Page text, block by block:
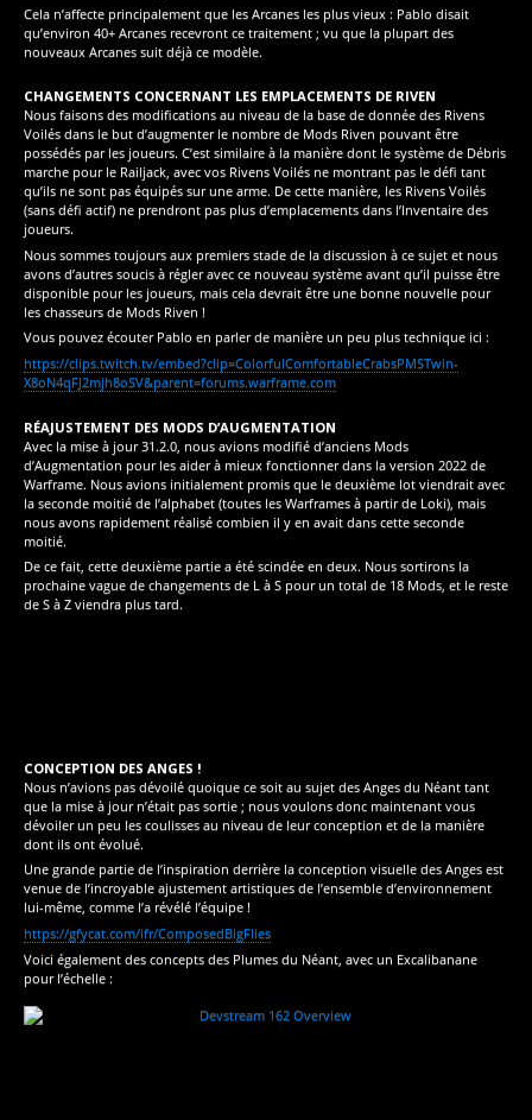
Cela n’affecte principalement que les Arcanes les plus vieux : Pablo disait
qu’environ 40+ Arcanes recevront ce traitement ; vu que la plupart des
nouveaux Arcanes suit déjà ce modèle.
CHANGEMENTS CONCERNANT LES EMPLACEMENTS DE RIVEN
Nous faisons des modifications au niveau de la base de donnée des Rivens
Voilés dans le but d’augmenter le nombre de Mods Riven pouvant être
possédés par les joueurs. C’est similaire à la manière dont le système de Débris
marche pour le Railjack, avec vos Rivens Voilés ne montrant pas le défi tant
qu’ils ne sont pas équipés sur une arme. De cette manière, les Rivens Voilés
(sans défi actif) ne prendront pas plus d’emplacements dans l’Inventaire des
joueurs.
Nous sommes toujours aux premiers stade de la discussion à ce sujet et nous
avons d’autres soucis à régler avec ce nouveau système avant qu’il puisse être
disponible pour les joueurs, mais cela devrait être une bonne nouvelle pour
les chasseurs de Mods Riven !
Vous pouvez écouter Pablo en parler de manière un peu plus technique ici :
https://clips.twitch.tv/embed?clip=ColorfulComfortableCrabsPMSTwin-
X8oN4qFJ2mjh8oSV&parent=forums.warframe.com
RÉAJUSTEMENT DES MODS D’AUGMENTATION
Avec la mise à jour 31.2.0, nous avions modifié d’anciens Mods
d’Augmentation pour les aider à mieux fonctionner dans la version 2022 de
Warframe. Nous avions initialement promis que le deuxième lot viendrait avec
la seconde moitié de l’alphabet (toutes les Warframes à partir de Loki), mais
nous avons rapidement réalisé combien il y en avait dans cette seconde
moitié.
De ce fait, cette deuxième partie a été scindée en deux. Nous sortirons la
prochaine vague de changements de L à S pour un total de 18 Mods, et le reste
de S à Z viendra plus tard.
CONCEPTION DES ANGES !
Nous n’avions pas dévoilé quoique ce soit au sujet des Anges du Néant tant
que la mise à jour n’était pas sortie ; nous voulons donc maintenant vous
dévoiler un peu les coulisses au niveau de leur conception et de la manière
dont ils ont évolué.
Une grande partie de l’inspiration derrière la conception visuelle des Anges est
venue de l’incroyable ajustement artistiques de l’ensemble d’environnement
lui-même, comme l’a révélé l’équipe !
https://gfycat.com/ifr/ComposedBigFlies
Voici également des concepts des Plumes du Néant, avec un Excalibanane
pour l’échelle :